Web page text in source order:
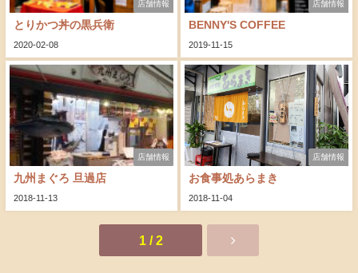
店舗情報
とりかつ丼の黒兵衛
2020-02-08
店舗情報
BENNY'S COFFEE
2019-11-15
店舗情報
九州まぐろ 旦過店
2018-11-13
店舗情報
お食事処あらまき
2018-11-04
1 / 2